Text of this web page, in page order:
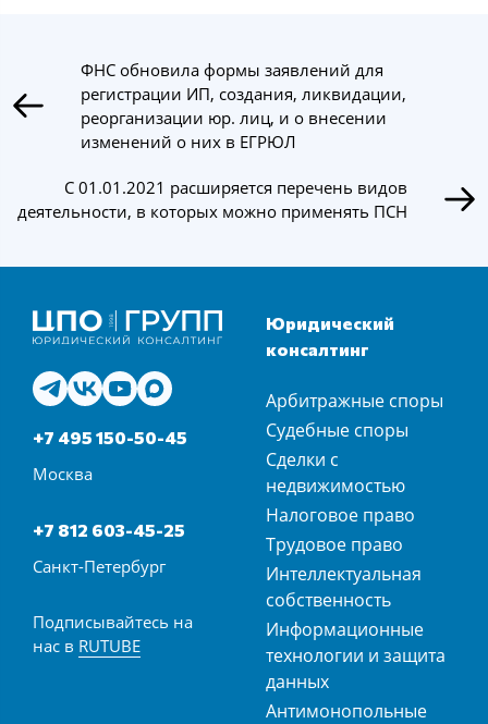
ФНС обновила формы заявлений для
регистрации ИП, создания, ликвидации,
реорганизации юр. лиц, и о внесении
изменений о них в ЕГРЮЛ
С 01.01.2021 расширяется перечень видов
деятельности, в которых можно применять ПСН
+7 495 150-50-45
Москва
+7 812 603-45-25
Санкт-Петербург
Подписывайтесь на
нас в RUTUBE
Юридический
консалтинг
Арбитражные споры
Судебные споры
Сделки с
недвижимостью
Налоговое право
Трудовое право
Интеллектуальная
собственность
Информационные
технологии и защита
данных
Антимонопольные